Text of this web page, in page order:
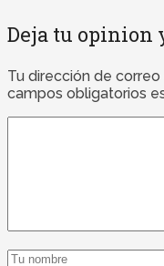
Deja tu opinion
Tu dirección de
campos obligatorios